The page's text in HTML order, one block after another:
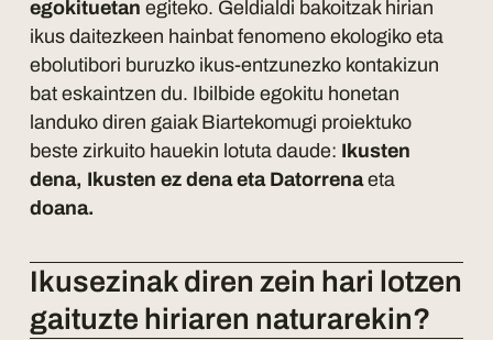
egokituetan egiteko. Geldialdi bakoitzak hirian
ikus daitezkeen hainbat fenomeno ekologiko eta
ebolutibori buruzko ikus-entzunezko kontakizun
bat eskaintzen du. Ibilbide egokitu honetan
landuko diren gaiak Biartekomugi proiektuko
beste zirkuito hauekin lotuta daude: Ikusten
dena, Ikusten ez dena eta Datorrenaeta
doana.
Ikusezinak diren zein hari lotzen
gaituzte hiriaren naturarekin?